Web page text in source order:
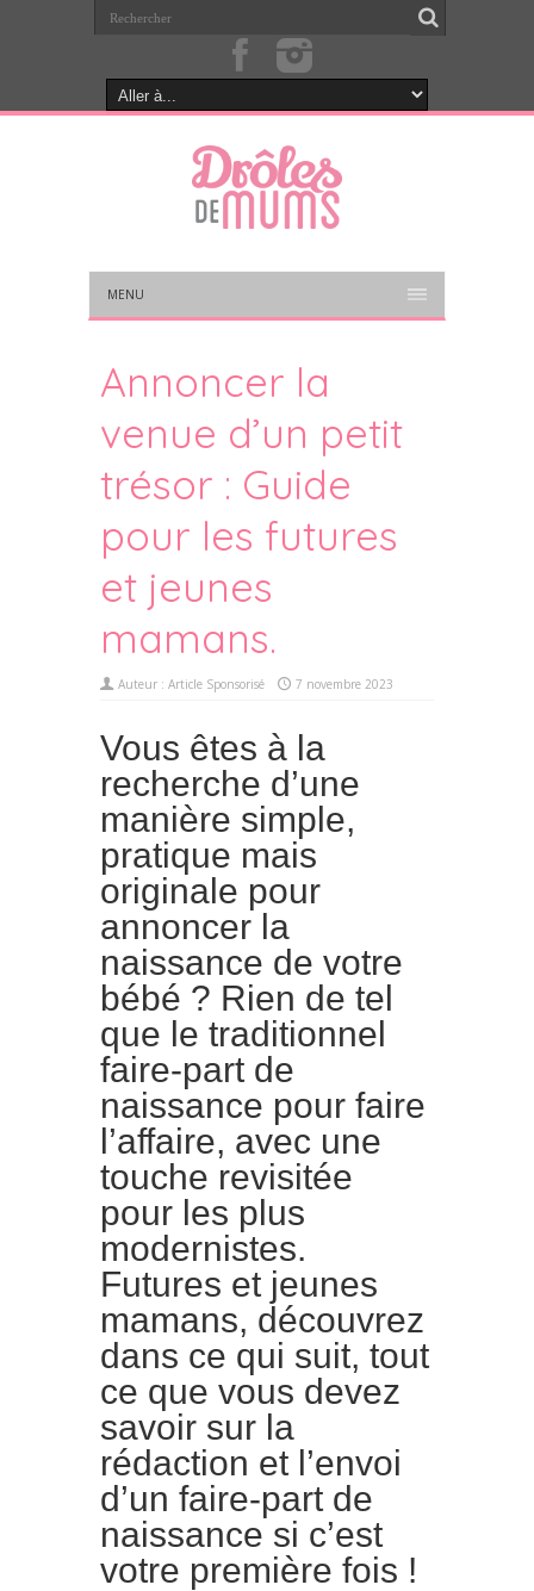
MENU
Annoncer la
venue d’un petit
trésor : Guide
pour les futures
et jeunes
mamans.
Auteur : Article Sponsorisé 7 novembre 2023
Vous êtes à la
recherche d’une
manière simple,
pratique mais
originale pour
annoncer la
naissance de votre
bébé ? Rien de tel
que le traditionnel
faire-part de
naissance pour faire
l’affaire, avec une
touche revisitée
pour les plus
modernistes.
Futures et jeunes
mamans, découvrez
dans ce qui suit, tout
ce que vous devez
savoir sur la
rédaction et l’envoi
d’un faire-part de
naissance si c’est
votre première fois !